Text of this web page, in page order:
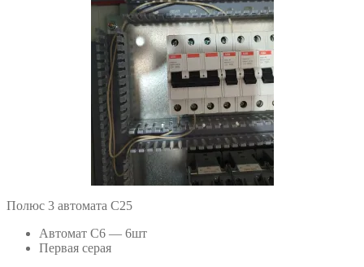
Полюс 3 автомата С25
Автомат С6 — 6шт
Первая серая